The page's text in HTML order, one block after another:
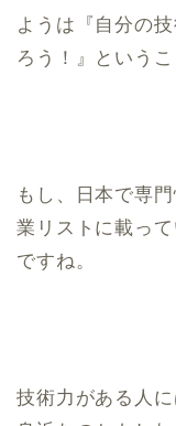
ようは『自分の
ろう！』というこ
もし、日本で専
業リストに載っ
ですね。
技術力がある人